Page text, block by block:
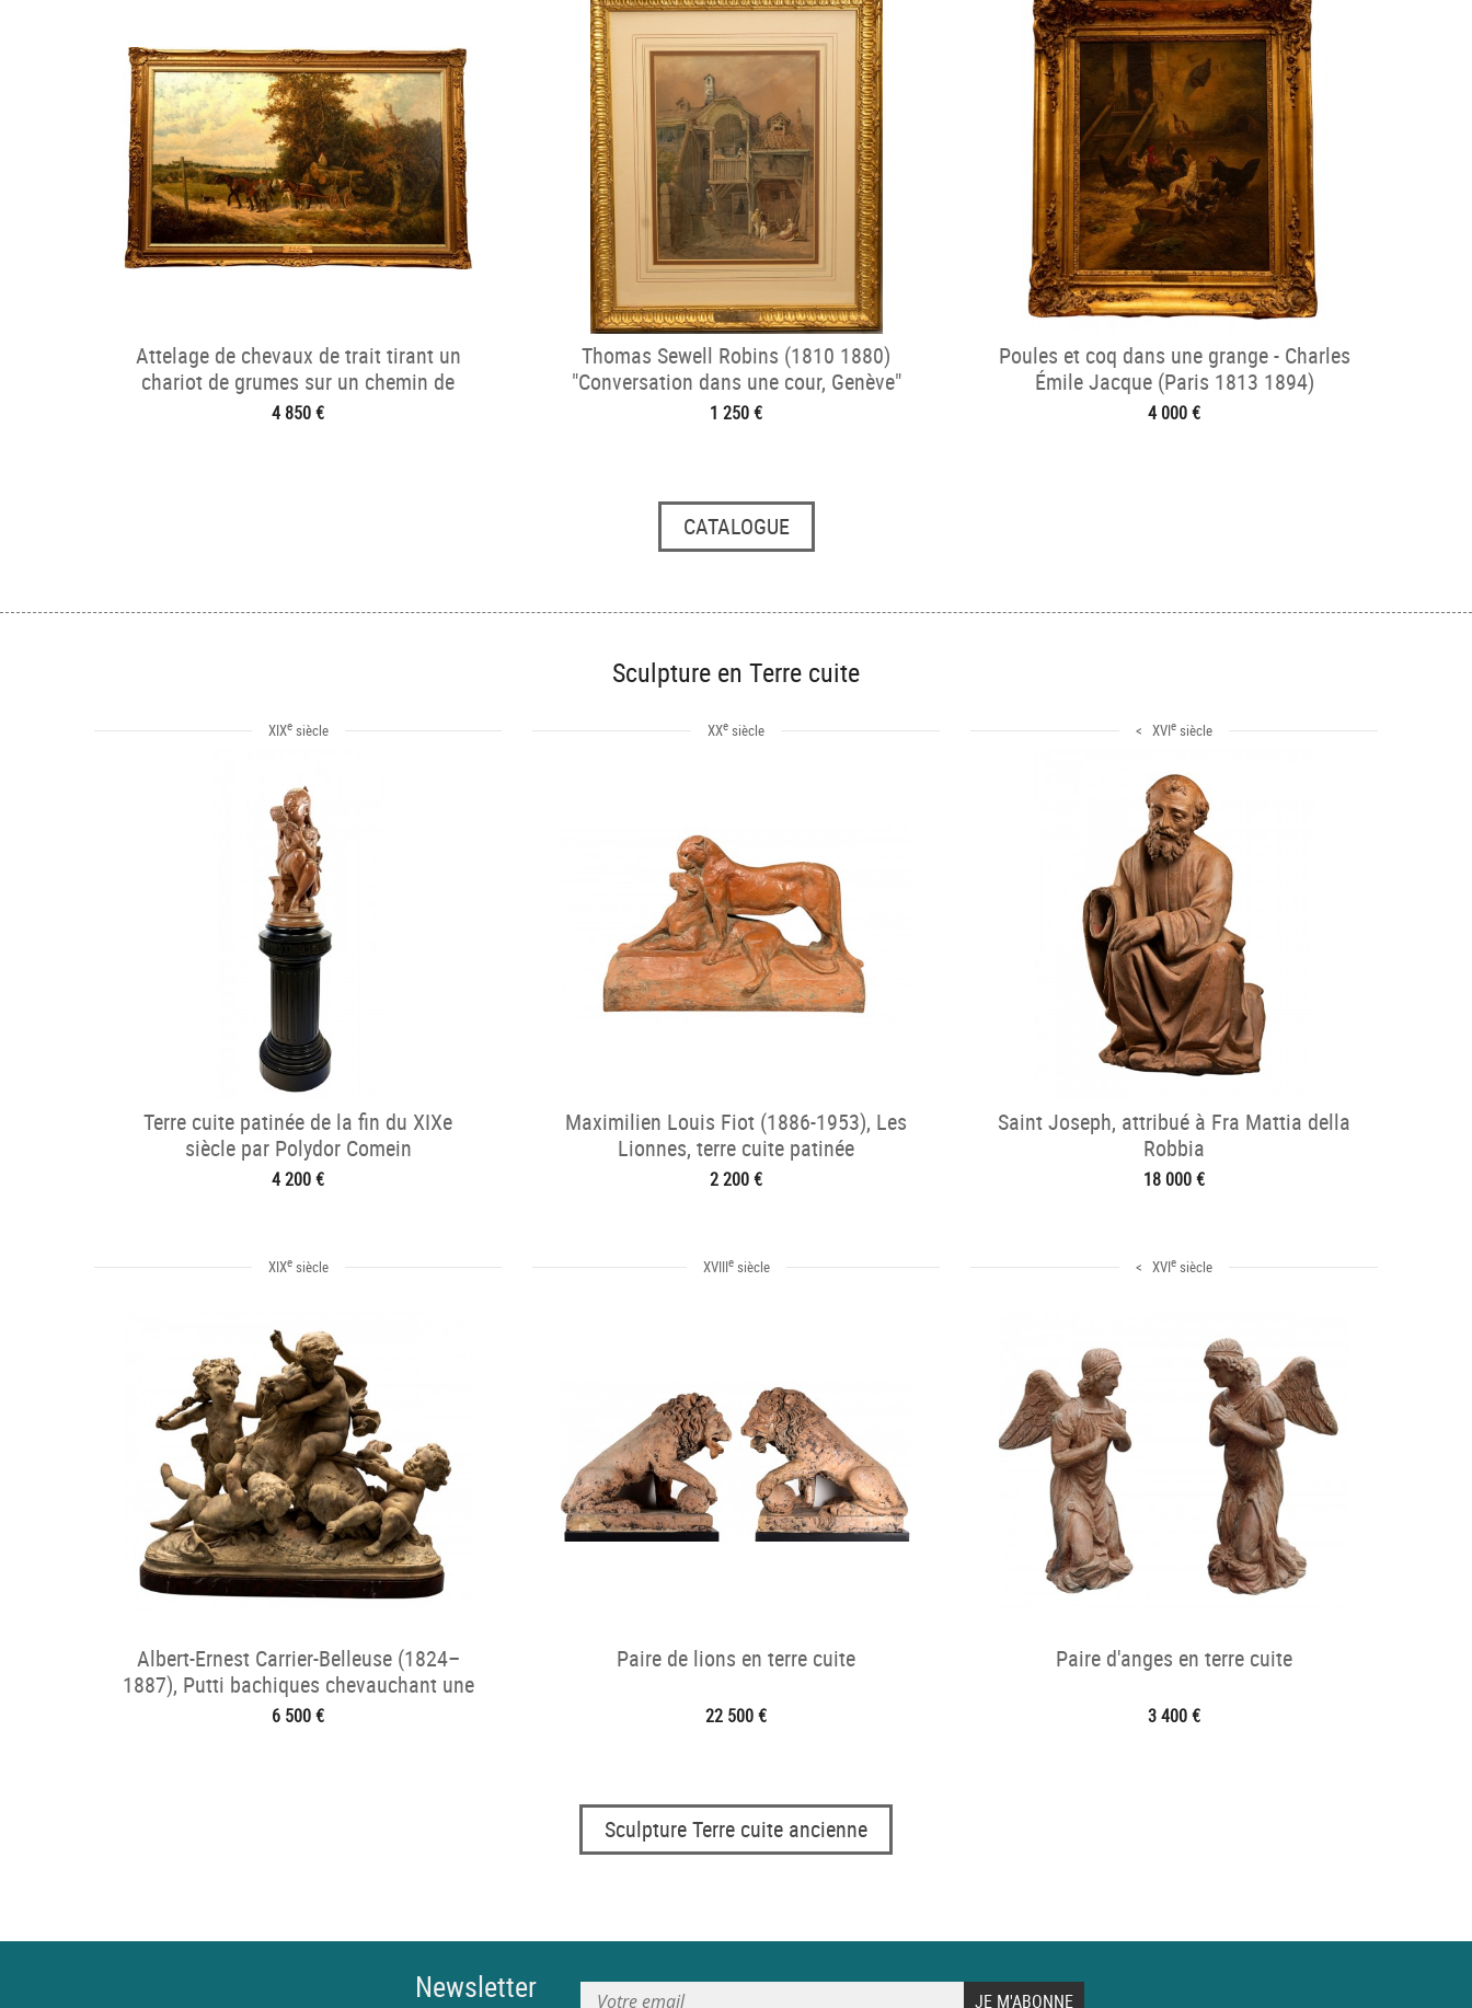
Attelage de chevaux de trait tirant un
chariot de grumes sur un chemin de
campagne
4 850 €
Thomas Sewell Robins (1810 1880)
"Conversation dans une cour, Genève"
1 250 €
Poules et coq dans une grange - Charles
Émile Jacque (Paris 1813 1894)
4 000 €
CATALOGUE
Sculpture en Terre cuite
XIXesiècle
Terre cuite patinée de la fin du XIXe
siècle par Polydor Comein
4 200 €
XXe siècle
Maximilien Louis Fiot (1886-1953), Les
Lionnes, terre cuite patinée
2 200 €
< XVIe siècle
Saint Joseph, attribué à Fra Mattia della
Robbia
18 000 €
XIXesiècle
Albert-Ernest Carrier-Belleuse (1824–
1887), Putti bachiques chevauchant une
chèvre
6 500 €
XVIIIesiècle
Paire de lions en terre cuite
22 500 €
< XVIe siècle
Paire d'anges en terre cuite
3 400 €
Sculpture Terre cuite ancienne
Newsletter